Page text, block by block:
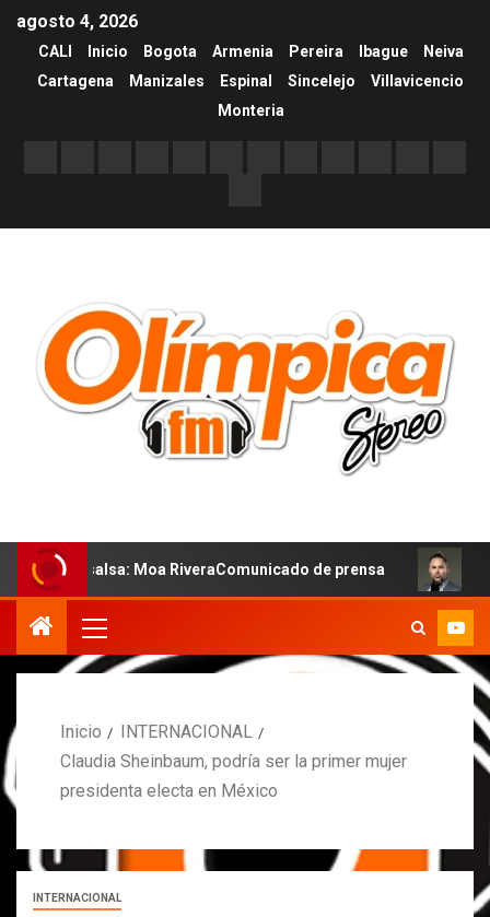
agosto 4, 2026
CALI Inicio Bogota Armenia Pereira Ibague
Neiva
Cartagena
Manizales Espinal Sincelejo
Villavicencio
Monteria
Moa RiveraComunicado de prensa MARCOS
Inicio
INTERNACIONAL
Claudia Sheinbaum, podría ser la primer mujer
presidenta electa en México
INTERNACIONAL